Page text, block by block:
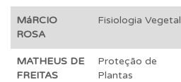
MáRCIO
ROSA
Fisiologia Vegetal
MATHEUS DE
FREITAS
Proteção de
Plantas